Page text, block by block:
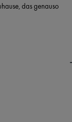
das genauso